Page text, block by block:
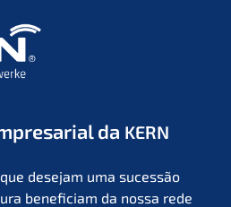
da KERN
desejam uma suces­são
benefi­ci­am da nossa rede